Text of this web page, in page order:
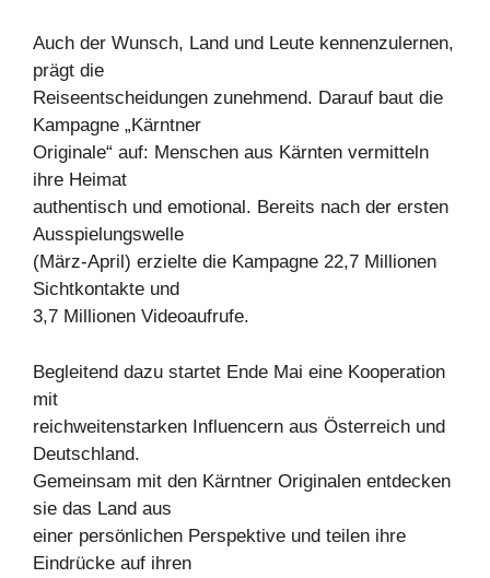
Auch der Wunsch, Land und Leute kennenzulernen,
prägt die
Reiseentscheidungen zunehmend. Darauf baut die
Kampagne „Kärntner
Originale“ auf: Menschen aus Kärnten vermitteln
ihre Heimat
authentisch und emotional. Bereits nach der ersten
Ausspielungswelle
(März-April) erzielte die Kampagne 22,7 Millionen
Sichtkontakte und
3,7 Millionen Videoaufrufe.
Begleitend dazu startet Ende Mai eine Kooperation
mit
reichweitenstarken Influencern aus Österreich und
Deutschland.
Gemeinsam mit den Kärntner Originalen entdecken
sie das Land aus
einer persönlichen Perspektive und teilen ihre
Eindrücke auf ihren